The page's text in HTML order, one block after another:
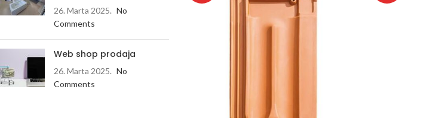
26. Marta 2025. No
Comments
Web shop prodaja
26. Marta 2025. No
Comments